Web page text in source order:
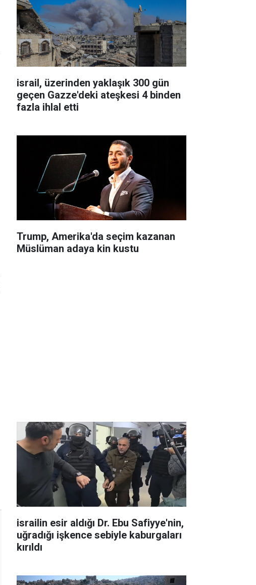
israil, üzerinden yaklaşık 300 gün
geçen Gazze'deki ateşkesi 4 binden
fazla ihlal etti
Trump, Amerika'da seçim kazanan
Müslüman adaya kin kustu
israilin esir aldığı Dr. Ebu Safiyye'nin,
uğradığı işkence sebiyle kaburgaları
kırıldı